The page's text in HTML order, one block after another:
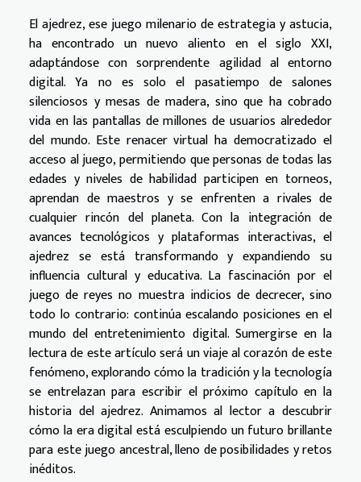
El ajedrez, ese juego milenario de estrategia y astucia,
ha encontrado un nuevo aliento en el siglo XXI,
adaptándose con sorprendente agilidad al entorno
digital. Ya no es solo el pasatiempo de salones
silenciosos y mesas de madera, sino que ha cobrado
vida en las pantallas de millones de usuarios alrededor
del mundo. Este renacer virtual ha democratizado el
acceso al juego, permitiendo que personas de todas las
edades y niveles de habilidad participen en torneos,
aprendan de maestros y se enfrenten a rivales de
cualquier rincón del planeta. Con la integración de
avances tecnológicos y plataformas interactivas, el
ajedrez se está transformando y expandiendo su
influencia cultural y educativa. La fascinación por el
juego de reyes no muestra indicios de decrecer, sino
todo lo contrario: continúa escalando posiciones en el
mundo del entretenimiento digital. Sumergirse en la
lectura de este artículo será un viaje al corazón de este
fenómeno, explorando cómo la tradición y la tecnología
se entrelazan para escribir el próximo capítulo en la
historia del ajedrez. Animamos al lector a descubrir
cómo la era digital está esculpiendo un futuro brillante
para este juego ancestral, lleno de posibilidades y retos
inéditos.